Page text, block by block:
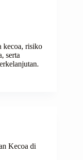
kecoa, risiko
serta
Kecoa di